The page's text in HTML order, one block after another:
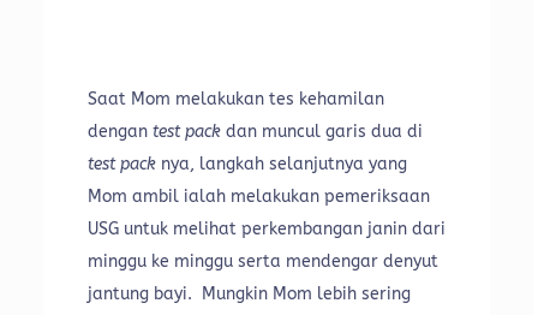
Saat Mom melakukan tes kehamilan
dengan test packdan muncul garis dua di
test pack nya, langkah selanjutnya yang
Mom ambil ialah melakukan pemeriksaan
USG untuk melihat perkembangan janin dari
minggu ke minggu serta mendengar denyut
jantung bayi.
Mungkin Mom lebih sering